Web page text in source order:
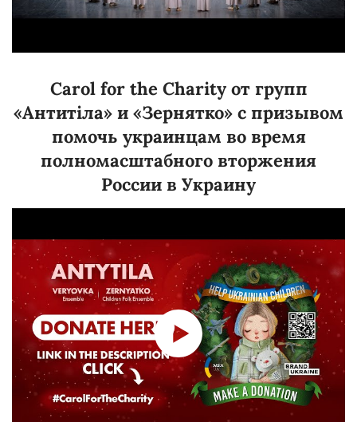
Carol for the Charity от групп
«Антитіла» и «Зернятко» с призывом
помочь украинцам во время
полномасштабного вторжения
России в Украину